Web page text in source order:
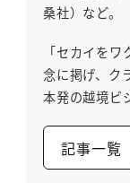
桑社）など。
「セカイを
念に掲げ、ク
本発の越境ビ
記事一覧